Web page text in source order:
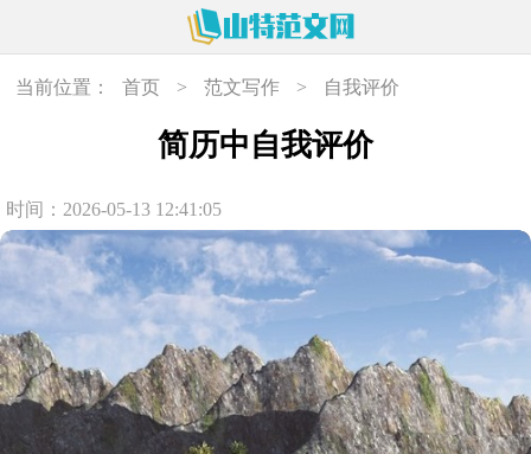
当前位置： 首页 > 范文写作 > 自我评价
简历中自我评价
时间：2026-05-13 12:41:05